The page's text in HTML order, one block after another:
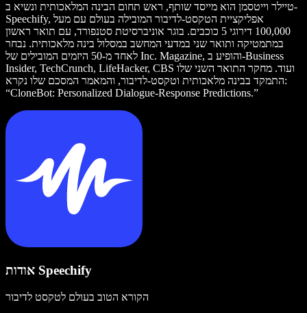
טיילר וייטסמן הוא מייסד שותף, ראש תחום הבינה המלאכותית ונשיא ב-
Speechify, אפליקציית הטקסט‑לדיבור המובילה בעולם עם מעל
100,000 דירוגי 5 כוכבים. בוגר אוניברסיטת סטנפורד, עם תואר ראשון
במתמטיקה ותואר שני במדעי המחשב במסלול בינה מלאכותית. נבחר
לאחד מ-50 היזמים המובילים של Inc. Magazine, והופיע ב-Business
Insider, TechCrunch, LifeHacker, CBS ועוד. מחקר התואר השני שלו
התמקד בבינה מלאכותית וטקסט‑לדיבור, והמאמר המסכם שלו נקרא:
“CloneBot: Personalized Dialogue-Response Predictions.”
אודות Speechify
הקורא הטוב בעולם לטקסט לדיבור